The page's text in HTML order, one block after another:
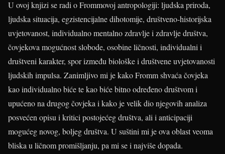
U ovoj knjizi se radi o Frommovoj antropologiji: ljudska priroda,
ljudska situacija, egzistencijalne dihotomije, društveno-historijska
uvjetovanost, individualno mentalno zdravlje i zdravlje društva,
čovjekova mogućnost slobode, osobine ličnosti, individualni i
društveni karakter, spor između biološke i društvene uvjetovanosti
ljudskih impulsa. Zanimljivo mi je kako Fromm shvaća čovjeka
kao individualno biće te kao biće bitno određeno društvom i
upućeno na drugog čovjeka i kako je velik dio njegovih analiza
posvećen opisu i kritici postojećeg društva, ali i anticipaciji
mogućeg novog, boljeg društva. U suštini mi je ova oblast veoma
bliska u ličnom promišljanju, pa mi se i najviše dopada.